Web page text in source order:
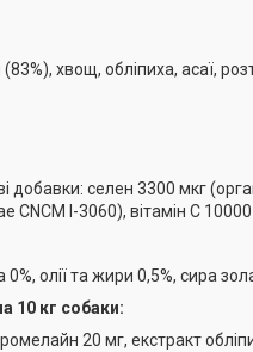
(83%), хвощ, обліпиха, асаї,
добавки: селен 3300 мкг
CNCM I-3060), вітамін C
0%, олії та жири 0,5%, сира
10 кг собаки:
20 мг, екстракт